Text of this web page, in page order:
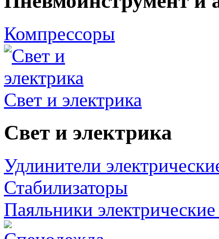
Компрессоры
Свет и электрика
Свет и электрика
Удлинители
Стабилизаторы
Паяльники